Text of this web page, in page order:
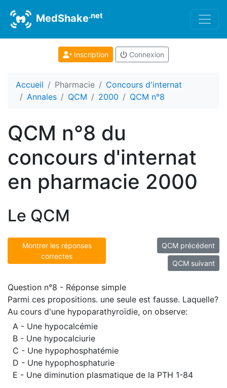
MedShake.net
Inscription Connexion
Accueil Pharmacie
Concours d'internat
Annales
QCM 2000 QCM n°8
QCM n°8 du
concours d'internat
en pharmacie 2000
Le QCM
Montrer les réponses
correctes
QCM précédent
QCM suivant
Question n°8 - Réponse simple
Parmi ces propositions. une seule est fausse. Laquelle?
Au cours d'une hypoparathyroïdie, on observe:
A - Une hypocalcémie
B - Une hypocalciurie
C - Une hypophosphatémie
D - Une hypophosphaturie
E - Une diminution plasmatique de la PTH 1-84